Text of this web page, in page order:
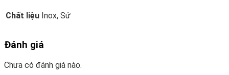
Chất liệu Inox, Sứ
Đánh giá
Chưa có đánh giá nào.